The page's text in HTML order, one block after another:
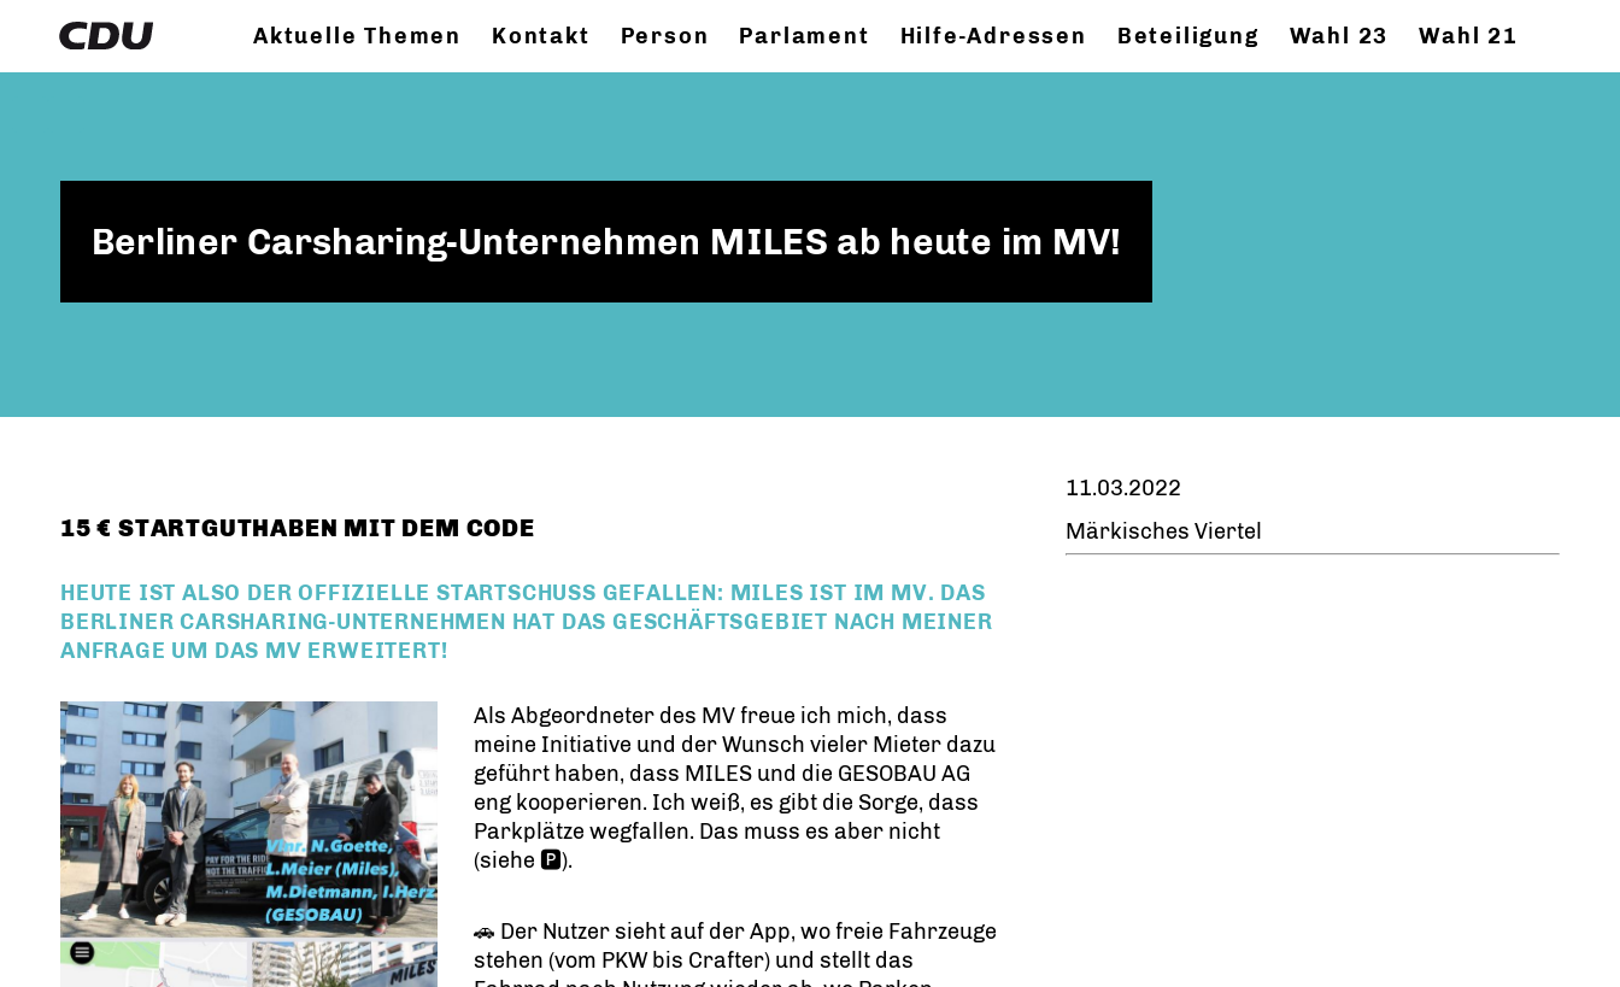
Aktuelle Themen Kontakt Person Parlament Hilfe-Adressen Beteiligung Wahl 23 Wahl 21
Berliner Carsharing-Unternehmen MILES ab heute im MV!
15 € STARTGUTHABEN MIT DEM CODE
HEUTE IST ALSO DER OFFIZIELLE STARTSCHUSS GEFALLEN: MILES IST IM MV. DAS
BERLINER CARSHARING-UNTERNEHMEN HAT DAS GESCHÄFTSGEBIET NACH MEINER
ANFRAGE UM DAS MV ERWEITERT!
Als Abgeordneter des MV freue ich mich, dass
meine Initiative und der Wunsch vieler Mieter dazu
geführt haben, dass MILES und die GESOBAU AG
eng kooperieren. Ich weiß, es gibt die Sorge, dass
Parkplätze wegfallen. Das muss es aber nicht
(siehe 🅿️).
🚗 Der Nutzer sieht auf der App, wo freie Fahrzeuge
stehen (vom PKW bis Crafter) und stellt das
11.03.2022
Märkisches Viertel